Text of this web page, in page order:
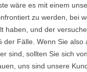
wäre es mit einem
zu werden, bei
haben, und der
der Fälle. Wenn Sie also
sind, sollten Sie sich
uns sind unsere